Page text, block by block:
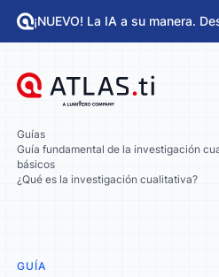
¡NUEVO! La IA a su manera.
Guías
Guía fundamental de la investigación
básicos
¿Qué es la investigación cualitativa?
GUÍA